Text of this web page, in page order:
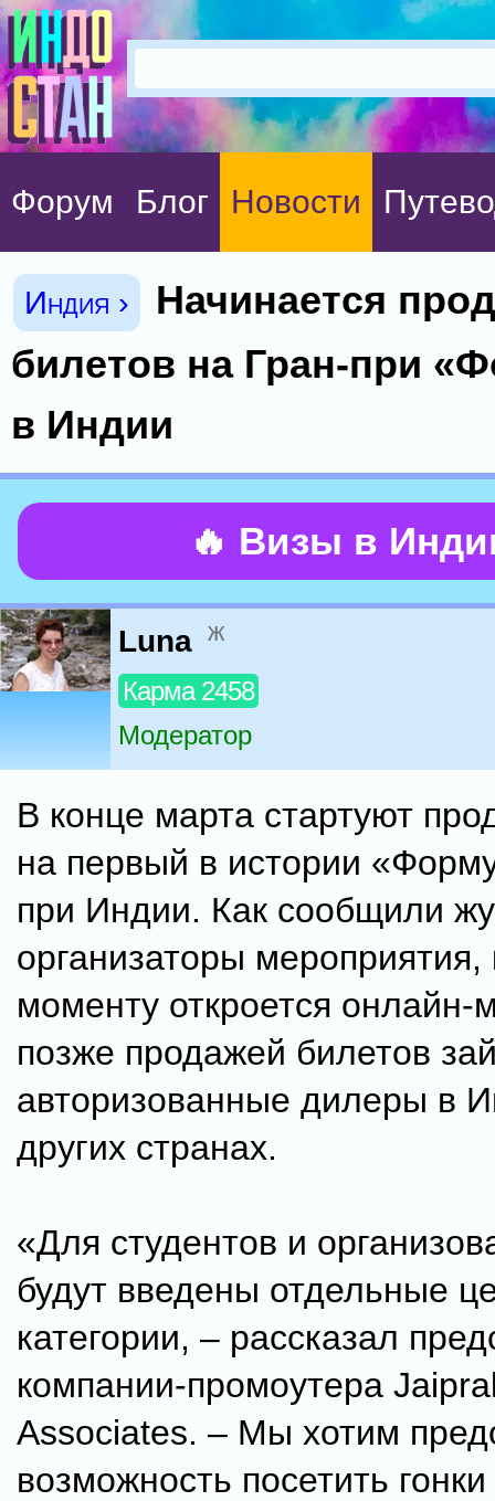
Форум Блог Новости
Индия ›
Начинается
билетов на Гран-при
в Индии
🔥 Визы в
Luna ж
Карма 2458
Модератор
В конце марта стартуют
на первый в истории
при Индии. Как сообщили
организаторы мероприятия,
моменту откроется онлайн-
позже продажей билетов
авторизованные дилеры в
других странах.
«Для студентов и
будут введены отдельные
категории, – рассказал
компании-промоутера
Associates. – Мы хотим
возможность посетить